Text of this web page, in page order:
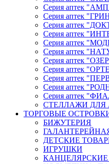
Серия аптек
Серия аптек
Серия аптек
Серия аптек
Серия аптек
Серия аптек
Серия аптек
Серия аптек
Серия аптек
Серия аптек
Серия аптек
СТЕЛЛАЖИ ДЛЯ
ТОРГОВЫЕ
БИЖУТЕРИЯ
ДЕТСКИЕ
ИГРУШКИ